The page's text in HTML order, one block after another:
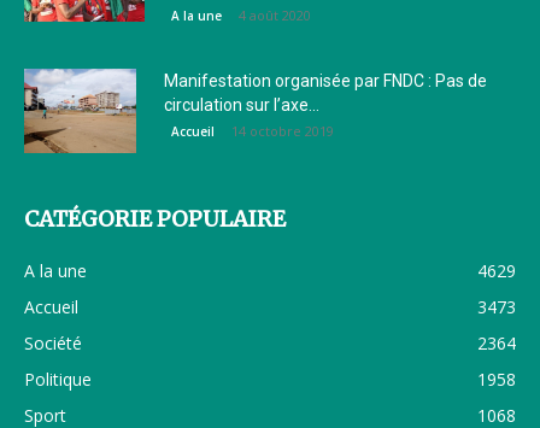
A la une 4 août 2020
Manifestation organisée par FNDC : Pas de
circulation sur l’axe...
Accueil 14 octobre 2019
CATÉGORIE POPULAIRE
A la une
4629
Accueil
3473
Société
2364
Politique
1958
Sport
1068